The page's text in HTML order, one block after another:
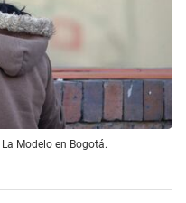
Modelo en Bogotá.